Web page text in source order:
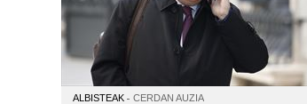
ALBISTEAK CERDAN AUZIA